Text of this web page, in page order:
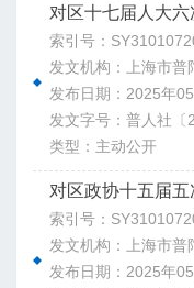
对区十七届人大
索引号：
发文机构：上海市普
发布日期：2025年
发文字号：普人社〔
类型：主动公开
对区政协十五届
索引号：
发文机构：上海市普
发布日期：2025年